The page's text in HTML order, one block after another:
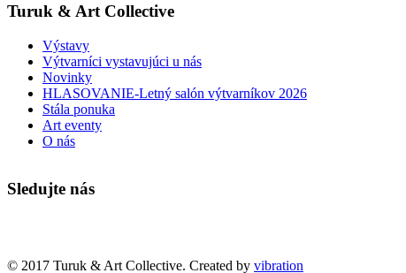
Turuk & Art Collective
Výstavy
Výtvarníci vystavujúci u nás
Novinky
HLASOVANIE-Letný salón výtvarníkov 2026
Stála ponuka
Art eventy
O nás
Sledujte nás
© 2017 Turuk & Art Collective. Created by vibration